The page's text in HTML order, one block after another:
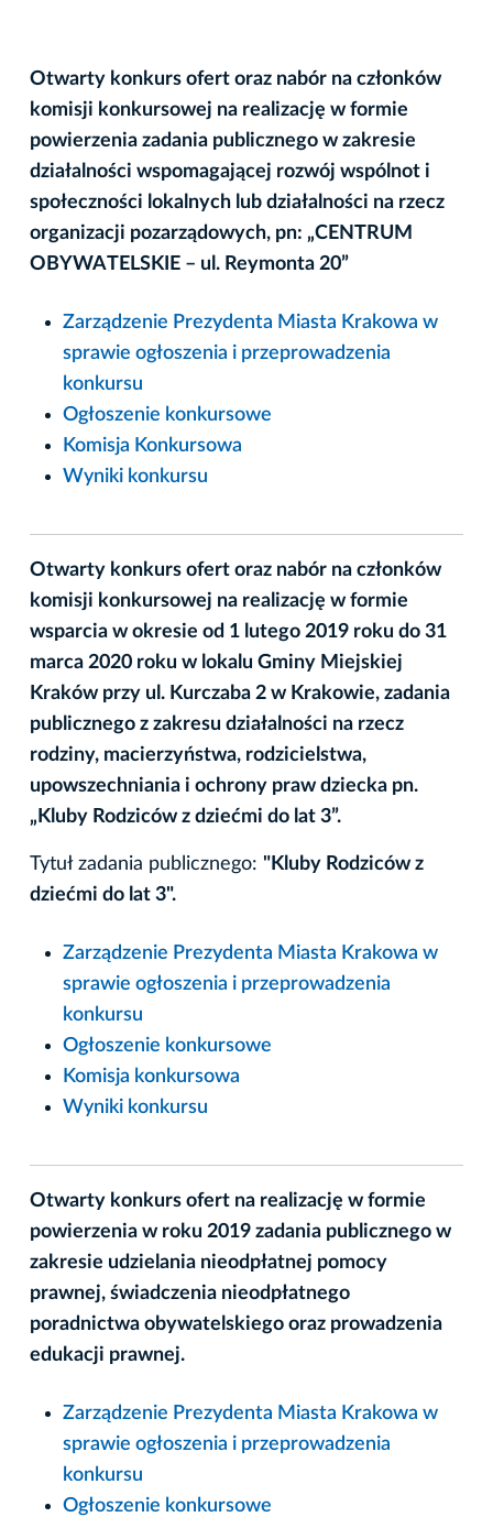
Otwarty konkurs ofert oraz nabór na członków
komisji konkursowej na realizację w formie
powierzenia zadania publicznego w zakresie
działalności wspomagającej rozwój wspólnot i
społeczności lokalnych lub działalności na rzecz
organizacji pozarządowych, pn: „CENTRUM
OBYWATELSKIE – ul. Reymonta 20”
Zarządzenie Prezydenta Miasta Krakowa w
sprawie ogłoszenia i przeprowadzenia
konkursu
Ogłoszenie konkursowe
Komisja Konkursowa
Wyniki konkursu
Otwarty konkurs ofert oraz nabór na członków
komisji konkursowej na realizację w formie
wsparcia w okresie od 1 lutego 2019 roku do 31
marca 2020 roku w lokalu Gminy Miejskiej
Kraków przy ul. Kurczaba 2 w Krakowie, zadania
publicznego z zakresu działalności na rzecz
rodziny, macierzyństwa, rodzicielstwa,
upowszechniania i ochrony praw dziecka pn.
„Kluby Rodziców z dziećmi do lat 3”.
Tytuł zadania publicznego: "Kluby Rodziców z
dziećmi do lat 3".
Zarządzenie Prezydenta Miasta Krakowa w
sprawie ogłoszenia i przeprowadzenia
konkursu
Ogłoszenie konkursowe
Komisja konkursowa
Wyniki konkursu
Otwarty konkurs ofert na realizację w formie
powierzenia w roku 2019 zadania publicznego w
zakresie udzielania nieodpłatnej pomocy
prawnej, świadczenia nieodpłatnego
poradnictwa obywatelskiego oraz prowadzenia
edukacji prawnej.
Zarządzenie Prezydenta Miasta Krakowa w
sprawie ogłoszenia i przeprowadzenia
konkursu
Ogłoszenie konkursowe